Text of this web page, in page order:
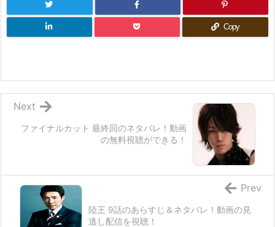
Copy
ファイナルカット 最終回のネタバレ！動画
の無料視聴ができる！
Next
陸王 9話のあらすじ＆ネタバレ！動画の見
逃し配信を視聴！
Prev